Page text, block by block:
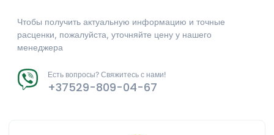
Чтобы получить актуальную информацию и точные
расценки, пожалуйста, уточняйте цену у нашего
менеджера
Есть вопросы? Свяжитесь с нами!
+37529-809-04-67